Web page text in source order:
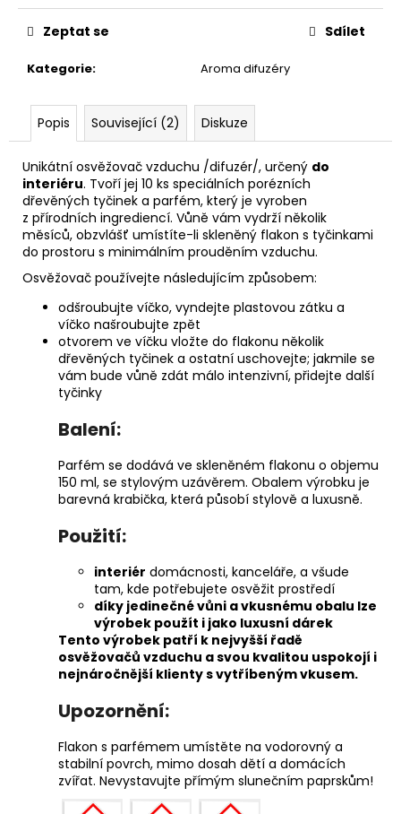
Kategorie: Aroma difuzéry
Zeptat se Sdílet
Popis Související (2) Diskuze
Unikátní osvěžovač vzduchu /difuzér/, určený do
interiéru. Tvoří jej 10 ks speciálních porézních
dřevěných tyčinek a parfém, který je vyroben
z přírodních ingrediencí. Vůně vám vydrží několik
měsíců, obzvlášť umístíte-li skleněný flakon s tyčinkami
do prostoru s minimálním prouděním vzduchu.
Osvěžovač používejte následujícím způsobem:
odšroubujte víčko, vyndejte plastovou zátku a
víčko našroubujte zpět
otvorem ve víčku vložte do flakonu několik
dřevěných tyčinek a ostatní uschovejte; jakmile se
vám bude vůně zdát málo intenzivní, přidejte další
tyčinky
Balení:
Parfém se dodává ve skleněném flakonu o objemu
150 ml, se stylovým uzávěrem. Obalem výrobku je
barevná krabička, která působí stylově a luxusně.
Použití:
interiér domácnosti, kanceláře, a všude
tam, kde potřebujete osvěžit prostředí
díky jedinečné vůni a vkusnému obalu lze
výrobek použít i jako luxusní dárek
Tento výrobek patří k nejvyšší řadě
osvěžovačů vzduchu a svou kvalitou uspokojí i
nejnáročnější klienty s vytříbeným vkusem.
Upozornění:
Flakon s parfémem umístěte na vodorovný a
stabilní povrch, mimo dosah dětí a domácích
zvířat. Nevystavujte přímým slunečním paprskům!
č
u
e
DĚTSKÁ
LÁHEV
NA
PITÍ
KIDS
FUN
Kč